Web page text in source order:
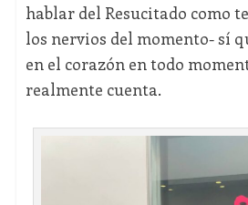
hablar del Resucitado como
los nervios del momento- sí
en el corazón en todo
realmente cuenta.